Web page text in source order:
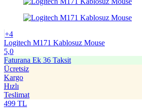
+4
Logitech M171 Kablosuz Mouse
5,0
Faturana Ek 36 Taksit
Ücretsiz
Kargo
Hızlı
Teslimat
499 TL